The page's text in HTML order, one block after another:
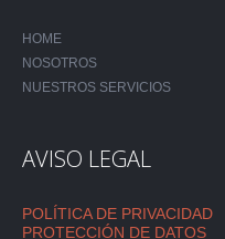
HOME
NOSOTROS
NUESTROS SERVICIOS
AVISO LEGAL
POLÍTICA DE PRIVACIDAD
PROTECCIÓN DE DATOS